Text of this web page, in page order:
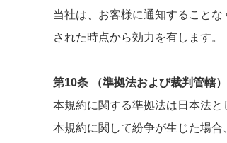
当社は、お客様に通知すること
された時点から効力を有します。
第10条 （準拠法および裁判管轄）
本規約に関する準拠法は日本法と
本規約に関して紛争が生じた場合